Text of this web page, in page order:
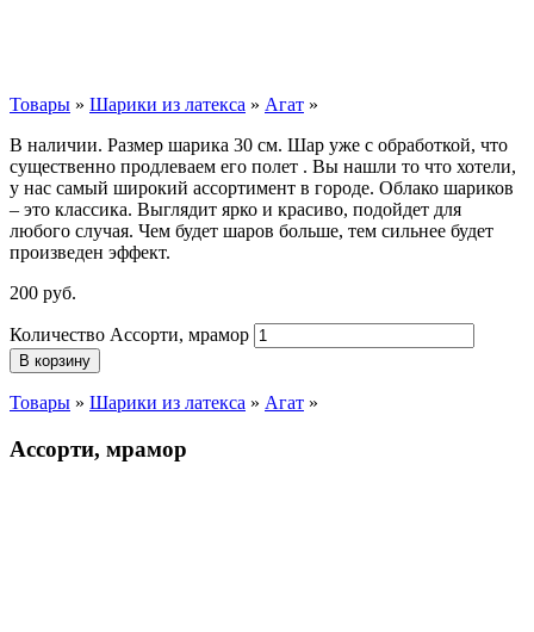
Товары » Шарики из латекса » Агат »
В наличии. Размер шарика 30 см. Шар уже с обработкой, что
существенно продлеваем его полет . Вы нашли то что хотели,
у нас самый широкий ассортимент в городе. Облако шариков
– это классика. Выглядит ярко и красиво, подойдет для
любого случая. Чем будет шаров больше, тем сильнее будет
произведен эффект.
200 руб.
Количество Ассорти, мрамор
В корзину
Товары » Шарики из латекса » Агат »
Ассорти, мрамор